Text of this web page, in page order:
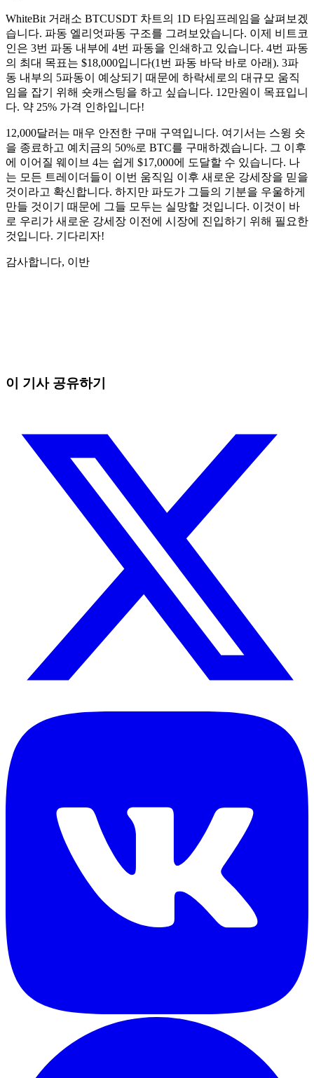
WhiteBit 거래소 BTCUSDT 차트의 1D 타임프레임을 살펴보겠
습니다. 파동 엘리엇파동 구조를 그려보았습니다. 이제 비트코
인은 3번 파동 내부에 4번 파동을 인쇄하고 있습니다. 4번 파동
의 최대 목표는 $18,000입니다(1번 파동 바닥 바로 아래). 3파
동 내부의 5파동이 예상되기 때문에 하락세로의 대규모 움직
임을 잡기 위해 숏캐스팅을 하고 싶습니다. 12만원이 목표입니
다. 약 25% 가격 인하입니다!
12,000달러는 매우 안전한 구매 구역입니다. 여기서는 스윙 숏
을 종료하고 예치금의 50%로 BTC를 구매하겠습니다. 그 이후
에 이어질 웨이브 4는 쉽게 $17,000에 도달할 수 있습니다. 나
는 모든 트레이더들이 이번 움직임 이후 새로운 강세장을 믿을
것이라고 확신합니다. 하지만 파도가 그들의 기분을 우울하게
만들 것이기 ​​때문에 그들 모두는 실망할 것입니다. 이것이 바
로 우리가 새로운 강세장 이전에 시장에 진입하기 위해 필요한
것입니다. 기다리자!
감사합니다, 이반
이 기사 공유하기